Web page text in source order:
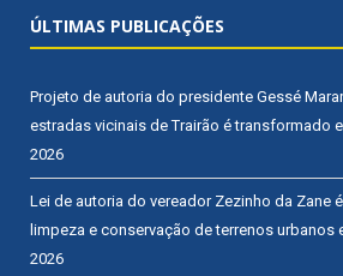
ÚLTIMAS PUBLICAÇÕES
Projeto de autoria do presidente Gessé
estradas vicinais de Trairão é transformado
2026
Lei de autoria do vereador Zezinho da Zane
limpeza e conservação de terrenos urbanos
2026